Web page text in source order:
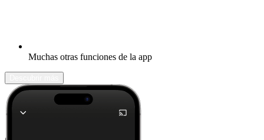
Muchas otras funciones de la app